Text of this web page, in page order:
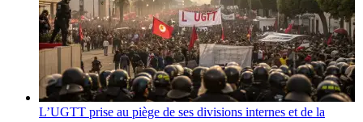
L’UGTT prise au piège de ses divisions internes et de la